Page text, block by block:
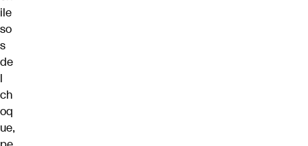
ile
so
s
de
l
ch
oq
ue,